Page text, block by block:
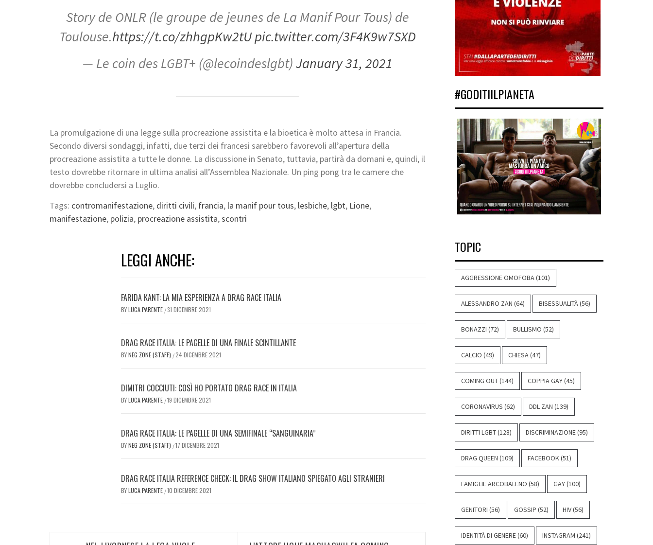
Story de ONLR (le groupe de jeunes de La Manif Pour Tous) de
Toulouse.https://t.co/zhhgpKw2tUpic.twitter.com/3F4K9w7SXD
— Le coin des LGBT+ (@lecoindeslgbt)January 31, 2021
La promulgazione di una legge sulla procreazione assistita e la bioetica è molto attesa in Francia.
Secondo diversi sondaggi, infatti, due terzi dei francesi sarebbero favorevoli all’apertura della
procreazione assistita a tutte le donne. La discussione in Senato, tuttavia, partirà da domani e, quindi, il
testo dovrebbe ritornare in ultima analisi all’Assemblea Nazionale. Un ping pong tra le camere che
dovrebbe concludersi a Luglio.
Tags: contromanifestazione, diritti civili, francia, la manif pour tous, lesbiche, lgbt, Lione,
manifestazione, polizia, procreazione assistita,scontri
LEGGI ANCHE:
FARIDA KANT: LA MIA ESPERIENZA A DRAG RACE ITALIA
BYLUCA PARENTE /31 DICEMBRE 2021
DRAG RACE ITALIA: LE PAGELLE DI UNA FINALE SCINTILLANTE
BYNEG ZONE (STAFF) /24 DICEMBRE 2021
DIMITRI COCCIUTI: COSÌ HO PORTATO DRAG RACE IN ITALIA
BYLUCA PARENTE /19 DICEMBRE 2021
DRAG RACE ITALIA: LE PAGELLE DI UNA SEMIFINALE “SANGUINARIA”
BYNEG ZONE (STAFF) /17 DICEMBRE 2021
DRAG RACE ITALIA REFERENCE CHECK: IL DRAG SHOW ITALIANO SPIEGATO AGLI STRANIERI
BYLUCA PARENTE /10 DICEMBRE 2021
#GODITIILPIANETA
TOPIC
AGGRESSIONE OMOFOBA (101)
ALESSANDRO ZAN (64) BISESSUALITÀ (56)
BONAZZI (72) BULLISMO (52)
CALCIO (49) CHIESA (47)
COMING OUT(144) COPPIA GAY(45)
CORONAVIRUS (62) DDL ZAN (139)
DIRITTI LGBT(128) DISCRIMINAZIONE (95)
DRAG QUEEN (109) FACEBOOK (51)
FAMIGLIE ARCOBALENO (58) GAY(100)
GENITORI (56) GOSSIP (52) HIV(56)
IDENTITÀ DI GENERE (60) INSTAGRAM (241)